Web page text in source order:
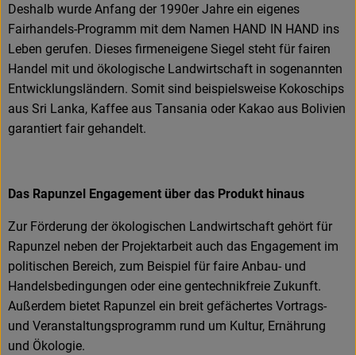
Deshalb wurde Anfang der 1990er Jahre ein eigenes
Fairhandels-Programm mit dem Namen HAND IN HAND ins
Leben gerufen. Dieses firmeneigene Siegel steht für fairen
Handel mit und ökologische Landwirtschaft in sogenannten
Entwicklungsländern. Somit sind beispielsweise Kokoschips
aus Sri Lanka, Kaffee aus Tansania oder Kakao aus Bolivien
garantiert fair gehandelt.
Das Rapunzel Engagement über das Produkt hinaus
Zur Förderung der ökologischen Landwirtschaft gehört für
Rapunzel neben der Projektarbeit auch das Engagement im
politischen Bereich, zum Beispiel für faire Anbau- und
Handelsbedingungen oder eine gentechnikfreie Zukunft.
Außerdem bietet Rapunzel ein breit gefächertes Vortrags-
und Veranstaltungsprogramm rund um Kultur, Ernährung
und Ökologie.